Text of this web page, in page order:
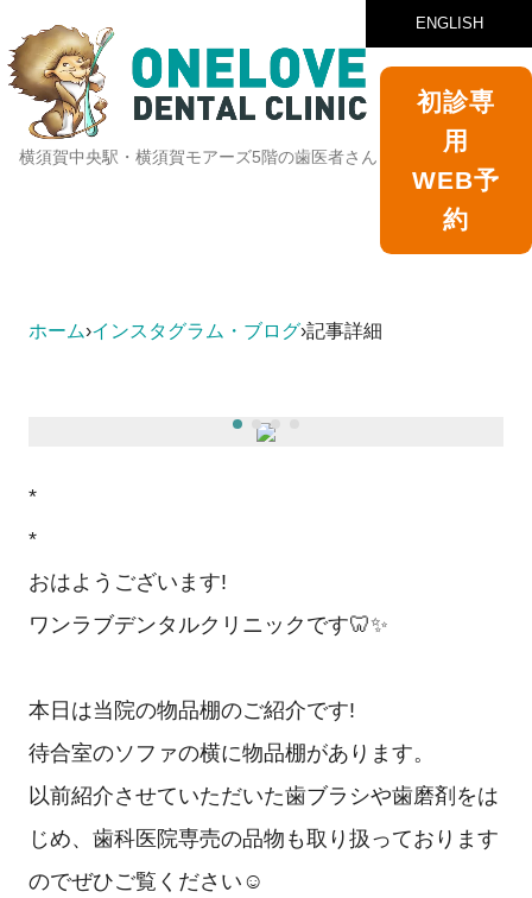
ENGLISH
横須賀中央駅・横須賀モアーズ5階の歯医者さん
初診専
用
WEB予
約
ホーム›インスタグラム・ブログ›記事詳細
*
*
おはようございます!
ワンラブデンタルクリニックです🦷✨
本日は当院の物品棚のご紹介です!
待合室のソファの横に物品棚があります。
以前紹介させていただいた歯ブラシや歯磨剤をは
じめ、歯科医院専売の品物も取り扱っております
のでぜひご覧ください☺️